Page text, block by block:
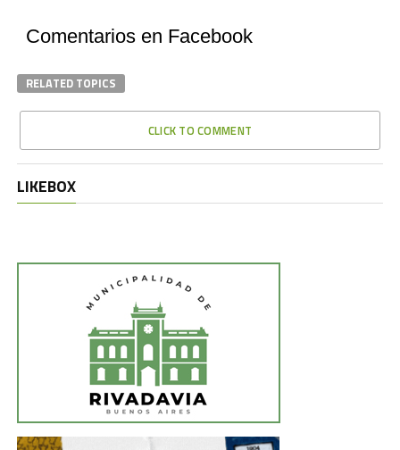
Comentarios en Facebook
RELATED TOPICS
CLICK TO COMMENT
LIKEBOX